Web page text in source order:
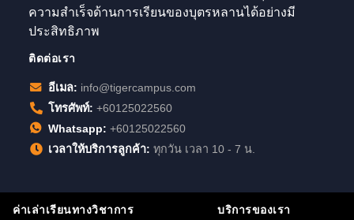
ความสำเร็จด้านการเรียนของบุตรหลานได้อย่างมี
ประสิทธิภาพ
ติดต่อเรา
อีเมล: info@tigercampus.com
โทรศัพท์: +60125022560
Whatsapp: +60125022560
เวลาให้บริการลูกค้า: ทุกวัน เวลา 10 - 7 น.
ค่าเล่าเรียนทางวิชาการ
บริการของเรา